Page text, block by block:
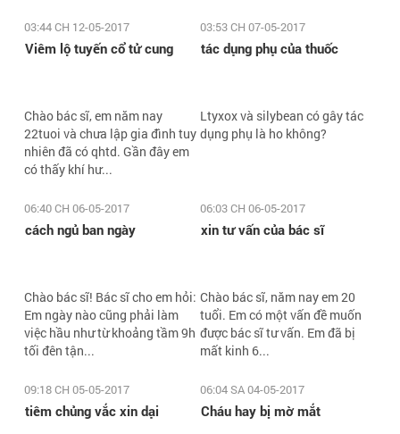
03:44 CH 12-05-2017
Viêm lộ tuyến cổ tử cung
Chào bác sĩ, em năm nay
22tuoi và chưa lập gia đình tuy
nhiên đã có qhtd. Gần đây em
có thấy khí hư...
03:53 CH 07-05-2017
tác dụng phụ của thuốc
Ltyxox và silybean có gây tác
dụng phụ là ho không?
06:40 CH 06-05-2017
cách ngủ ban ngày
Chào bác sĩ! Bác sĩ cho em hỏi:
Em ngày nào cũng phải làm
việc hầu như từ khoảng tầm 9h
tối đên tận...
06:03 CH 06-05-2017
xin tư vấn của bác sĩ
Chào bác sĩ, năm nay em 20
tuổi. Em có một vấn đề muốn
được bác sĩ tư vấn. Em đã bị
mất kinh 6...
09:18 CH 05-05-2017
tiêm chủng vắc xin dại
06:04 SA 04-05-2017
Cháu hay bị mờ mắt